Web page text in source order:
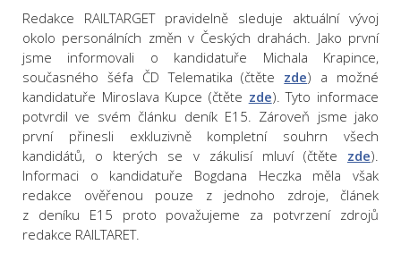
Redakce RAILTARGET pravidelně sleduje aktuální vývoj
okolo personálních změn v Českých drahách. Jako první
jsme informovali o kandidatuře Michala Krapince,
současného šéfa ČD Telematika (čtěte zde) a možné
kandidatuře Miroslava Kupce (čtěte zde). Tyto informace
potvrdil ve svém článku deník E15. Zároveň jsme jako
první přinesli exkluzivně kompletní souhrn všech
kandidátů, o kterých se v zákulisí mluví (čtěte zde).
Informaci o kandidatuře Bogdana Heczka měla však
redakce ověřenou pouze z jednoho zdroje, článek
z deníku E15 proto považujeme za potvrzení zdrojů
redakce RAILTARET.